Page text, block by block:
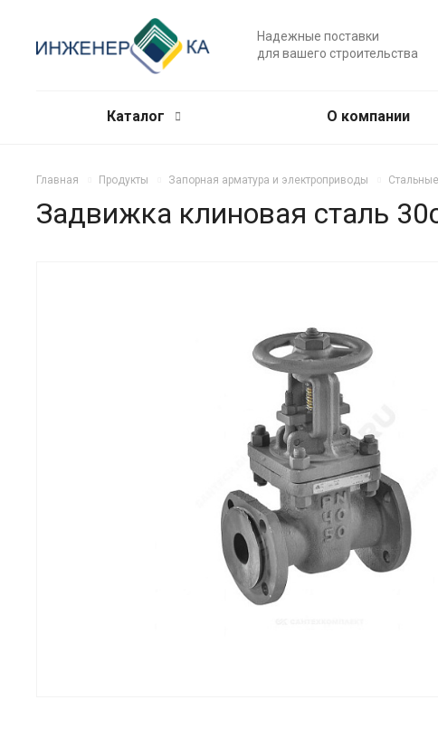
Надежные поставки
для вашего строительства
Каталог О компании
Главная Продукты Запорная арматура и электроприводы
Задвижка клиновая сталь